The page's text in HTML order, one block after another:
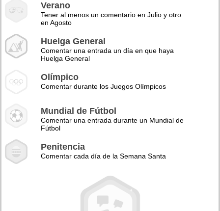
Verano
Tener al menos un comentario en Julio y otro
en Agosto
Huelga General
Comentar una entrada un día en que haya
Huelga General
Olímpico
Comentar durante los Juegos Olímpicos
Mundial de Fútbol
Comentar una entrada durante un Mundial de
Fútbol
Penitencia
Comentar cada día de la Semana Santa